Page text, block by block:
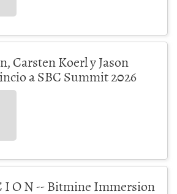
Carsten Koerl y Jason
a SBC Summit 2026
I O N -- Bitmine Immersion